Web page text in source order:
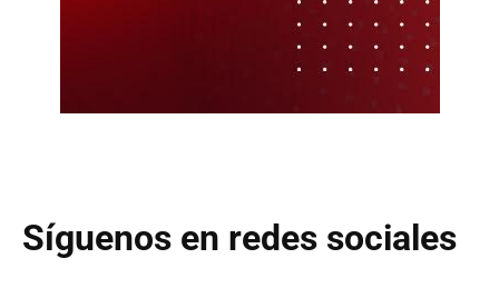
Síguenos en redes sociales